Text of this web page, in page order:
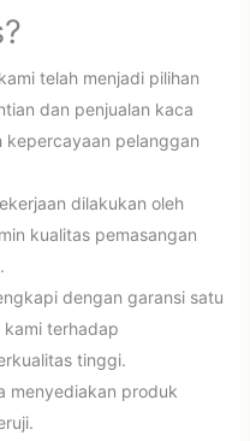
telah menjadi pilihan
dan penjualan kaca
kepercayaan pelanggan
dilakukan oleh
kualitas pemasangan
dengan garansi satu
terhadap
tinggi.
menyediakan produk